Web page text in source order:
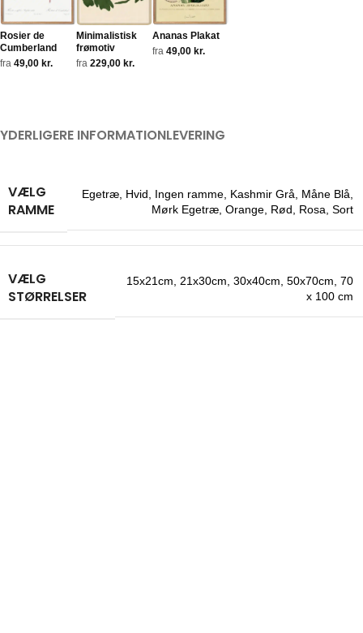
Rosier de
Cumberland
fra 49,00 kr.
Minimalistisk
frømotiv
fra 229,00 kr.
Ananas Plakat
fra 49,00 kr.
YDERLIGERE INFORMATIONLEVERING
VÆLG
RAMME
Egetræ Hvid Ingen ramme Kashmir Grå Måne Blå
Mørk Egetræ Orange Rød Rosa Sort
VÆLG
STØRRELSER
15x21cm 21x30cm 30x40cm 50x70cm 70
x 100 cm